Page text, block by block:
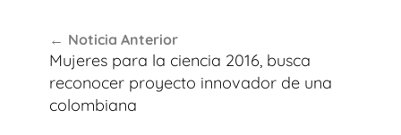
de
entradas
Noticia Anterior
Mujeres para la ciencia 2016, busca
reconocer proyecto innovador de una
colombiana